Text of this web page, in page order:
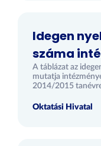
Idegen
száma
A táblázat az
mutatja
2014/2015
Oktatási Hivatal